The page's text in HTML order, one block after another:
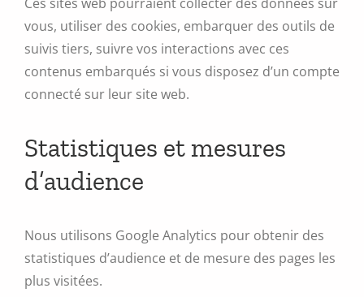
vous, utiliser des cookies, embarquer des outils de
suivis tiers, suivre vos interactions avec ces
contenus embarqués si vous disposez d’un compte
connecté sur leur site web.
Statistiques et mesures
d’audience
Nous utilisons Google Analytics pour obtenir des
statistiques d’audience et de mesure des pages les
plus visitées.